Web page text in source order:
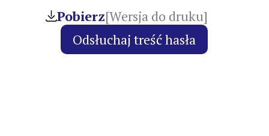
Pobierz[Wersja do druku]